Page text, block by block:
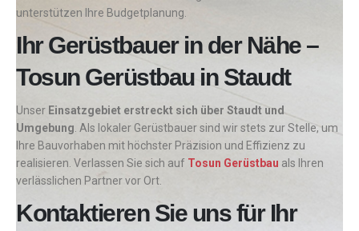
unterstützen Ihre Budgetplanung.
Ihr Gerüstbauer in der Nähe –
Tosun Gerüstbau in Staudt
Unser Einsatzgebiet erstreckt sich über Staudt und
Umgebung . Als lokaler Gerüstbauer sind wir stets zur Stelle, um
Ihre Bauvorhaben mit höchster Präzision und Effizienz zu
realisieren. Verlassen Sie sich auf Tosun Gerüstbau als Ihren
verlässlichen Partner vor Ort.
Kontaktieren Sie uns für Ihr